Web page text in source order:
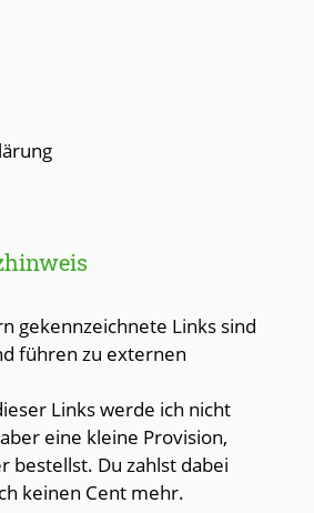
gekennzeichnete Links sind
führen zu externen
Links werde ich nicht
eine kleine Provision,
bestellst. Du zahlst dabei
keinen Cent mehr.